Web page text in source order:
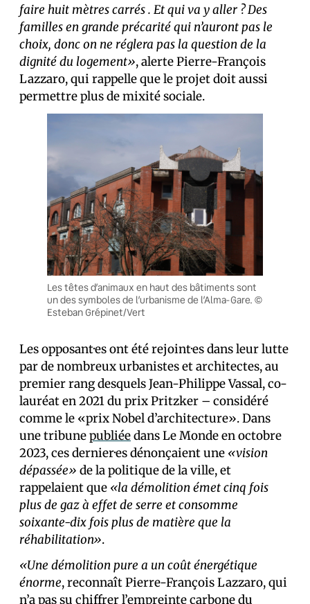
faire huit mètres carrés . Et qui va y aller ? Des
familles en grande précarité qui n’auront pas le
choix, donc on ne réglera pas la question de la
dignité du logement», alerte Pierre-François
Lazzaro, qui rappelle que le projet doit aussi
permettre plus de mixité sociale.
Les têtes d’animaux en haut des bâtiments sont
un des symboles de l’urbanisme de l’Alma-Gare. ©
Esteban Grépinet/Vert
Les opposant·es ont été rejoint·es dans leur lutte
par de nombreux urbanistes et architectes, au
premier rang desquels Jean-Philippe Vassal, co-
lauréat en 2021 du prix Pritzker – considéré
comme le «prix Nobel d’architecture». Dans
une tribunepubliéedans Le Monde en octobre
2023, ces dernier·es dénonçaient une «vision
dépassée» de la politique de la ville, et
rappelaient que «la démolition émet cinq fois
plus de gaz à effet de serre et consomme
soixante-dix fois plus de matière que la
réhabilitation».
«Une démolition pure a un coût énergétique
énorme, reconnaît Pierre-François Lazzaro, qui
n’a pas su chiffrer l’empreinte carbone du